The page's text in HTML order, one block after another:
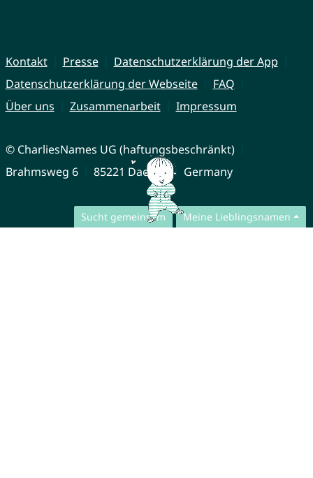
Sucht gemeinsam Meine Lieblingsnamen
Kontakt Presse
Datenschutzerklärung der App
Datenschutzerklärung der Webseite
FAQ
Über uns
Zusammenarbeit Impressum
© CharliesNames UG (haftungsbeschränkt)
Brahmsweg 6
85221 Dachau Germany